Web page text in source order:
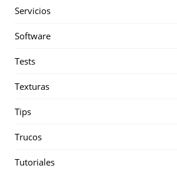
Servicios
Software
Tests
Texturas
Tips
Trucos
Tutoriales